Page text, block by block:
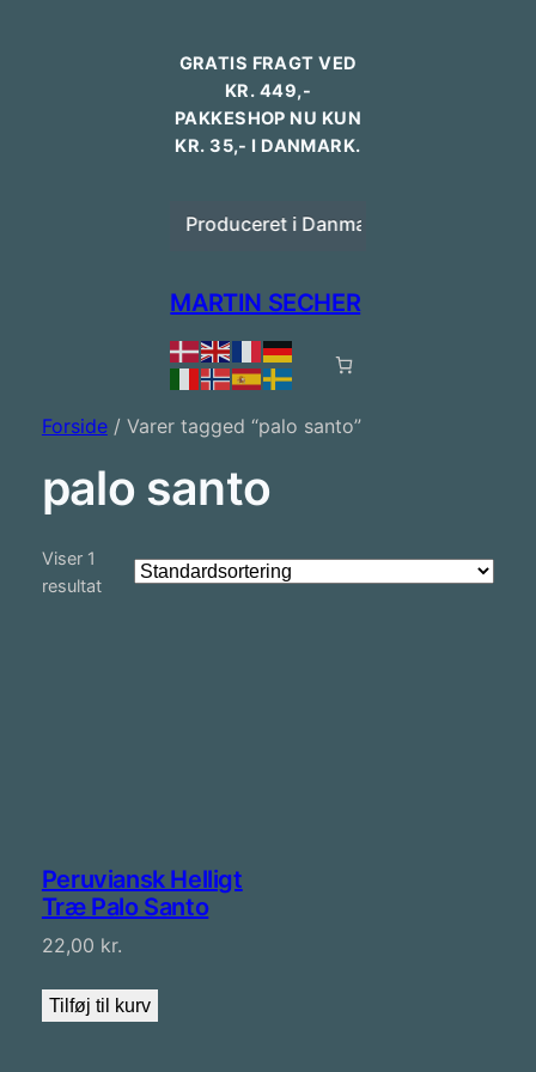
GRATIS FRAGT VED
KR. 449,-
PAKKESHOP NU KUN
KR. 35,- I DANMARK.
Produceret i Danmark
MARTIN SECHER
Forside/ Varer tagged “palo santo”
palo santo
Viser 1
resultat
Peruviansk Helligt
Træ Palo Santo
22,00 kr.
Tilføj til kurv